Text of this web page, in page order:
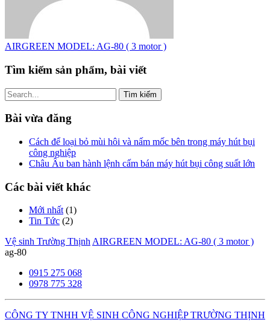
AIRGREEN MODEL: AG-80 ( 3 motor )
Tìm kiếm sản phẩm, bài viết
Tìm
kiếm
cho:
Bài vừa đăng
Cách để loại bỏ mùi hôi và nấm mốc bên trong máy hút bụi
công nghiệp
Châu Âu ban hành lệnh cấm bán máy hút bụi công suất lớn
Các bài viết khác
Mới nhất(1)
Tin Tức (2)
Vệ sinh Trường ThịnhAIRGREEN MODEL: AG-80 ( 3 motor )
ag-80
0915 275 068
0978 775 328
CÔNG TY TNHH VỆ SINH CÔNG NGHIỆP TRƯỜNG THỊNH